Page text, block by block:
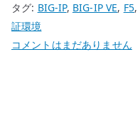
タグ: BIG-IP, BIG-IP VE, F5,
証環境
BIG-
コメントはまだありません